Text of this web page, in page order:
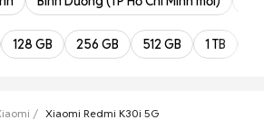
128 GB 256 GB 512 GB 1 TB
Xiaomi Redmi K30i 5G